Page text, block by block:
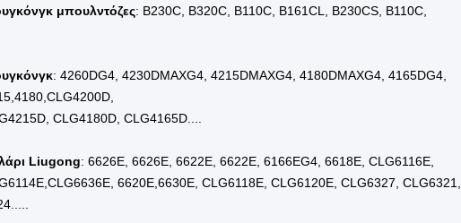
ZTSG4, 975EHDG4, 933EHDG4, 913E NEW2,990F HD, 922FG4, 965EHDG4,
μπουλντόζες: Β230C, Β320C, Β110C, Β161CL, Β230CS, Β110C,
CLG4180D, CLG4165D....